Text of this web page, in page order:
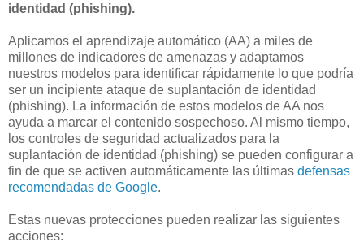
identidad (phishing).
Aplicamos el aprendizaje automático (AA) a miles de
millones de indicadores de amenazas y adaptamos
nuestros modelos para identificar rápidamente lo que podría
ser un incipiente ataque de suplantación de identidad
(phishing). La información de estos modelos de AA nos
ayuda a marcar el contenido sospechoso. Al mismo tiempo,
los controles de seguridad actualizados para la
suplantación de identidad (phishing) se pueden configurar a
fin de que se activen automáticamente las últimas defensas
recomendadas de Google.
Estas nuevas protecciones pueden realizar las siguientes
acciones: